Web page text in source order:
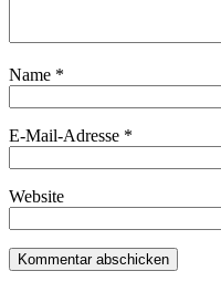
Name *
E-Mail-Adresse *
Website